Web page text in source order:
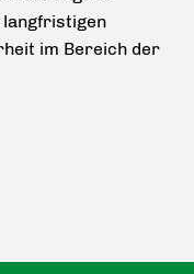
langfristigen
im Bereich der